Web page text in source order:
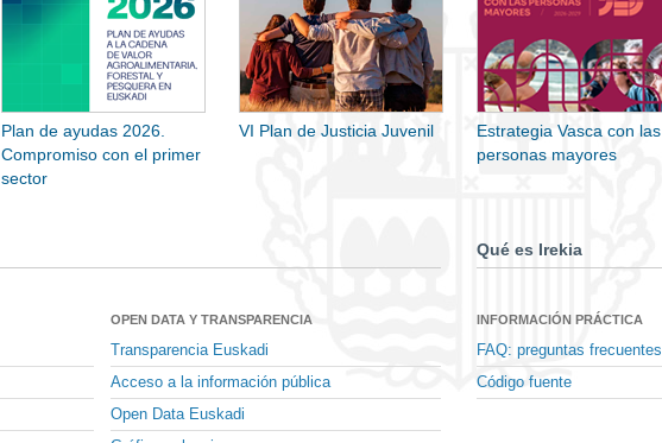
Plan de ayudas 2026.
Compromiso con el primer
sector
VI Plan de Justicia Juvenil
Estrategia Vasca con las
personas mayores
OPEN DATA Y TRANSPARENCIA
Transparencia Euskadi
Acceso a la información pública
Open Data Euskadi
Qué es Irekia
INFORMACIÓN PRÁCTICA
FAQ: preguntas frecuentes
Código fuente